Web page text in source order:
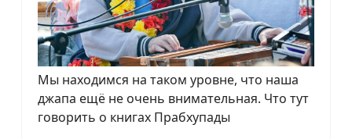
Мы находимся на таком уровне, что наша
джапа ещё не очень внимательная. Что тут
говорить о книгах Прабхупады